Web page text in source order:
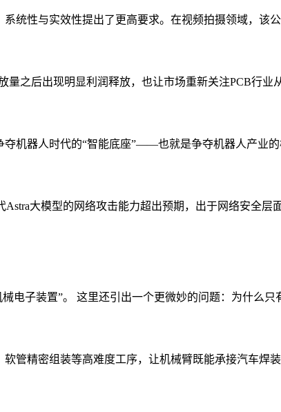
统性与实效性提出了更高要求。在视频拍摄领域，该公
之后出现明显利润释放，也让市场重新关注PCB行业
机器人时代的“智能底座”——也就是争夺机器人产业的
Astra大模型的网络攻击能力超出预期，出于网络安全层
电子装置”。 这里还引出一个更微妙的问题：为什么只
管精密组装等高难度工序，让机械臂既能承接汽车焊装